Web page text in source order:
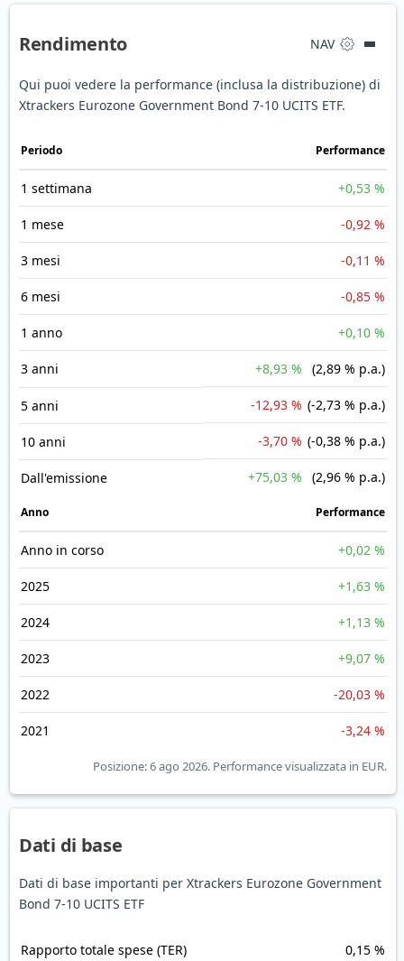
Rendimento NAV
Qui puoi vedere la performance (inclusa la distribuzione) di
Xtrackers Eurozone Government Bond 7-10 UCITS ETF.
Periodo Performance
1 settimana +0,53 %
1 mese -0,92 %
3 mesi -0,11 %
6 mesi -0,85 %
1 anno +0,10 %
3 anni +8,93 % (2,89 % p.a.)
5 anni -12,93 % (-2,73 % p.a.)
10 anni -3,70 % (-0,38 % p.a.)
Dall'emissione +75,03 % (2,96 % p.a.)
Anno Performance
Anno in corso +0,02 %
2025 +1,63 %
2024 +1,13 %
2023 +9,07 %
2022 -20,03 %
2021 -3,24 %
Posizione: 6 ago 2026. Performance visualizzata in EUR.
Dati di base
Dati di base importanti per Xtrackers Eurozone Government
Bond 7-10 UCITS ETF
Rapporto totale spese (TER) 0,15 %